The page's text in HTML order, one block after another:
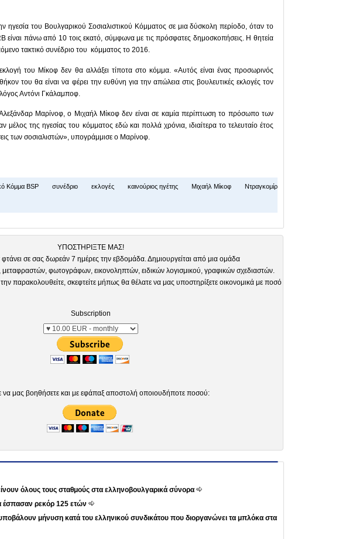
ηγεσία του Βουλγαρικού Σοσιαλιστικού Κόμματος σε μια δύσκολη περίοδο, όταν το
είναι πάνω από 10 τοις εκατό, σύμφωνα με τις πρόσφατες δημοσκοπήσεις. Η θητεία
τακτικό συνέδριο του κόμματος το 2016.
του Μίκοφ δεν θα αλλάξει τίποτα στο κόμμα. «Αυτός είναι ένας προσωρινός
του θα είναι να φέρει την ευθύνη για την απώλεια στις βουλευτικές εκλογές τον
Αντόνι Γκάλαμποφ.
Μαρίνοφ, ο Μιχαήλ Μίκοφ δεν είναι σε καμία περίπτωση το πρόσωπο των
της ηγεσίας του κόμματος εδώ και πολλά χρόνια, ιδιαίτερα το τελευταίο έτος
των σοσιαλιστών», υπογράμμισε ο Μαρίνοφ.
Κόμμα BSP συνέδριο εκλογές καινούριος ηγέτης Μιχαήλ Μίκοφ Ντραγκομίρ
ΥΠΟΣΤΗΡΙΞΤΕ ΜΑΣ!
σε σας δωρεάν 7 ημέρες την εβδομάδα. Δημιουργείται από μια ομάδα
φωτογράφων, εικονοληπτών, ειδικών λογισμικού, γραφικών σχεδιαστών.
παρακολουθείτε, σκεφτείτε μήπως θα θέλατε να μας υποστηρίξετε οικονομικά με ποσό
Subscription
να μας βοηθήσετε και με εφάπαξ αποστολή οποιουδήποτε ποσού:
όλους τους σταθμούς στα ελληνοβουλγαρικά σύνορα
έσπασαν ρεκόρ 125 ετών
μήνυση κατά του ελληνικού συνδικάτου που διοργανώνει τα μπλόκα στα